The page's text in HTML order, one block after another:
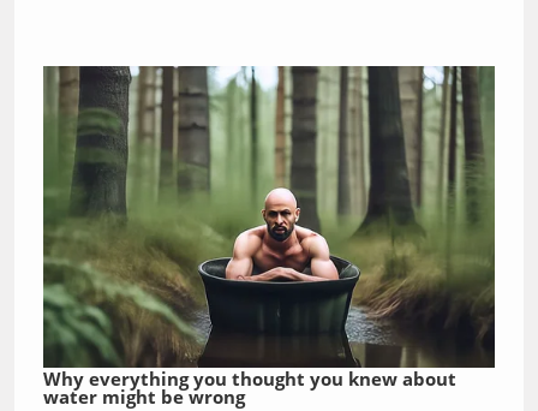
Why everything you thought you knew about
water might be wrong